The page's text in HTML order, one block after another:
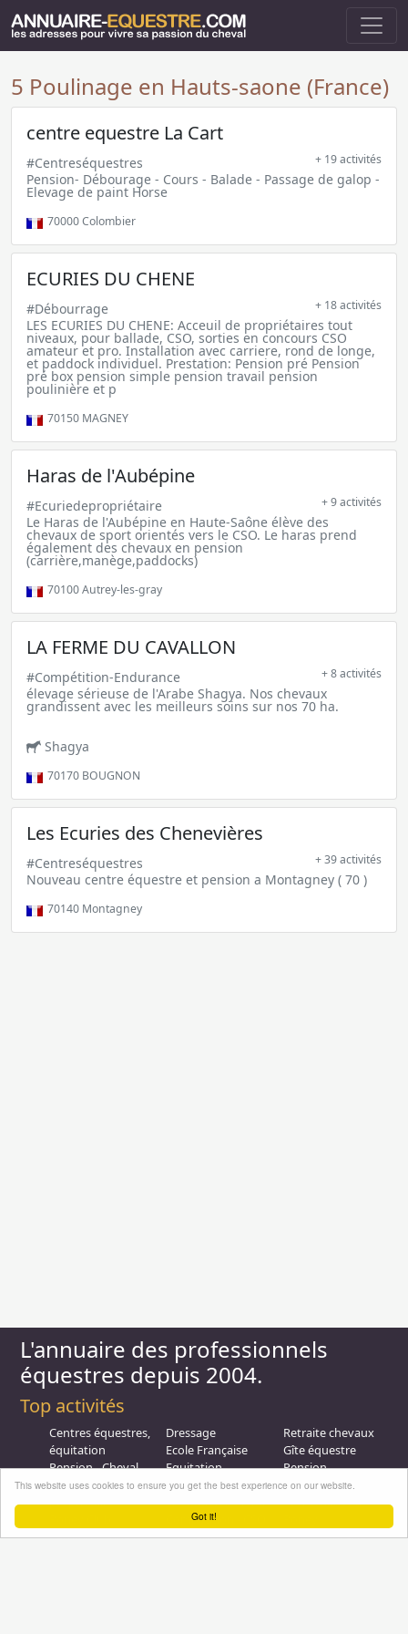
Got it!
This website uses cookies to ensure you get the best experience on our website.
5 Poulinage en Hauts-saone (France)
centre equestre La Cart
#Centreséquestres + 19 activités
Pension- Débourage - Cours - Balade - Passage de galop -
Elevage de paint Horse
70000Colombier
ECURIES DU CHENE
#Débourrage + 18 activités
LES ECURIES DU CHENE: Acceuil de propriétaires tout
niveaux, pour ballade, CSO, sorties en concours CSO
amateur et pro. Installation avec carriere, rond de longe,
et paddock individuel. Prestation: Pension pré Pension
pré box pension simple pension travail pension
poulinière et p
70150 MAGNEY
Haras de l'Aubépine
#Ecuriedepropriétaire + 9 activités
Le Haras de l'Aubépine en Haute-Saône élève des
chevaux de sport orientés vers le CSO. Le haras prend
également des chevaux en pension
(carrière,manège,paddocks)
70100Autrey-les-gray
LA FERME DU CAVALLON
#Compétition-Endurance + 8 activités
élevage sérieuse de l'Arabe Shagya. Nos chevaux
grandissent avec les meilleurs soins sur nos 70 ha.
Shagya
70170 BOUGNON
Les Ecuries des Chenevières
#Centreséquestres + 39 activités
Nouveau centre équestre et pension a Montagney ( 70 )
70140 Montagney
L'annuaire des professionnels
équestres depuis 2004.
Top activités
Centres équestres,
équitation
Pension - Cheval
Ecurie de
propriétaire
Pension - Poney
Dressage
Ecole Française
Equitation
Promenade
Equitation de loisir
Compétition - CSO
Promenades à
Retraite chevaux
Gîte équestre
Pension -
Poulinieres
Promenades à
Saut d obstacle